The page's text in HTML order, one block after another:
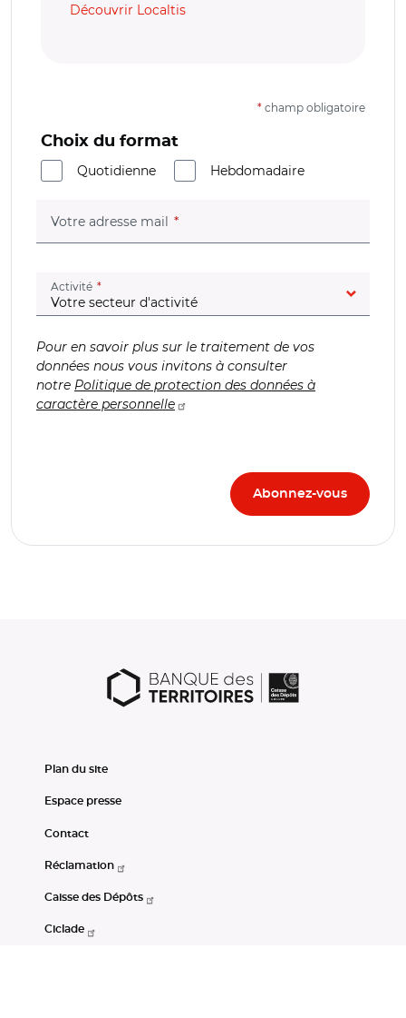
Découvrir Localtis
* champ obligatoire
Choix du format
Quotidienne
Hebdomadaire
Votre adresse mail (champ obligatoire)
Activité (champ obligatoire)
Pour en savoir plus sur le traitement de vos
données nous vous invitons à consulter
notre Politique de protection des données à
caractère personnelle
Plan du site
Espace presse
Contact
Réclamation
Caisse des Dépôts
Ciclade